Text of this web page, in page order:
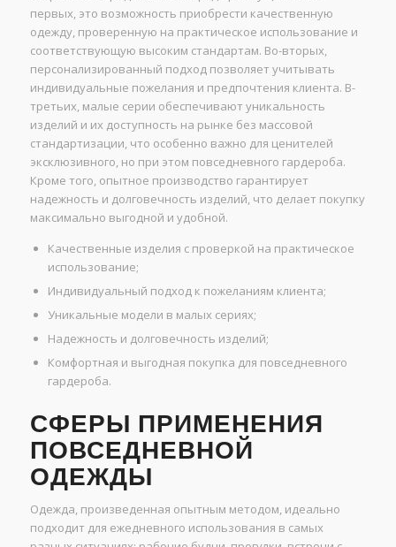
первых, это возможность приобрести качественную
одежду, проверенную на практическое использование и
соответствующую высоким стандартам. Во-вторых,
персонализированный подход позволяет учитывать
индивидуальные пожелания и предпочтения клиента. В-
третьих, малые серии обеспечивают уникальность
изделий и их доступность на рынке без массовой
стандартизации, что особенно важно для ценителей
эксклюзивного, но при этом повседневного гардероба.
Кроме того, опытное производство гарантирует
надежность и долговечность изделий, что делает покупку
максимально выгодной и удобной.
Качественные изделия с проверкой на практическое
использование;
Индивидуальный подход к пожеланиям клиента;
Уникальные модели в малых сериях;
Надежность и долговечность изделий;
Комфортная и выгодная покупка для повседневного
гардероба.
СФЕРЫ ПРИМЕНЕНИЯ
ПОВСЕДНЕВНОЙ
ОДЕЖДЫ
Одежда, произведенная опытным методом, идеально
подходит для ежедневного использования в самых